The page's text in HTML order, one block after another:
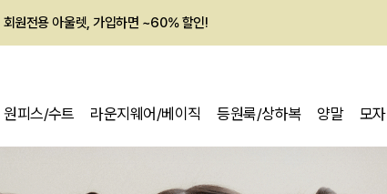
회원전용 아울렛, 가입하면 ~60% 할인!
원피스/수트 라운지웨어/베이직 등원룩/상하복 양말 모자